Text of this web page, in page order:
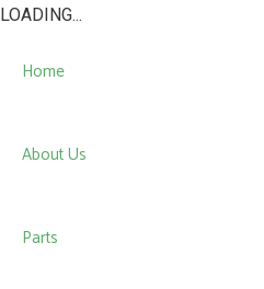
LOADING...
Home
About Us
Parts